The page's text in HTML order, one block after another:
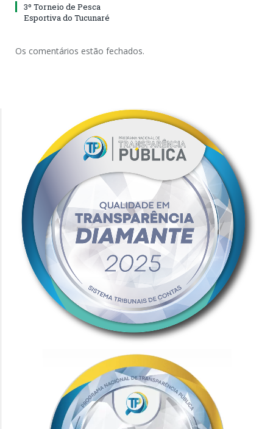
3º Torneio de Pesca
Esportiva do Tucunaré
Os comentários estão fechados.